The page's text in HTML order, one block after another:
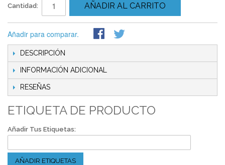
Cantidad: AÑADIR AL CARRITO
Añadir para comparar.
DESCRIPCIÓN
INFORMACIÓN ADICIONAL
RESEÑAS
ETIQUETA DE PRODUCTO
Añadir Tus Etiquetas:
AÑADIR ETIQUETAS